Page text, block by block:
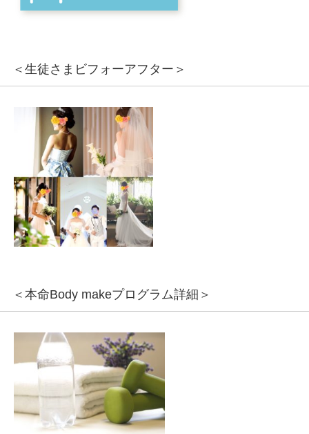
＜生徒さまビフォーアフター＞
＜本命Body makeプログラム詳細＞